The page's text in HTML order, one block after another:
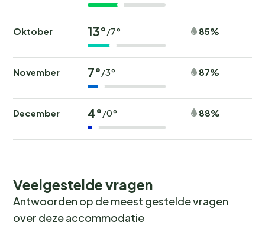
Oktober 13°/7° 85%
November 7°/3° 87%
December 4°/0° 88%
Veelgestelde vragen
Antwoorden op de meest gestelde vragen
over deze accommodatie